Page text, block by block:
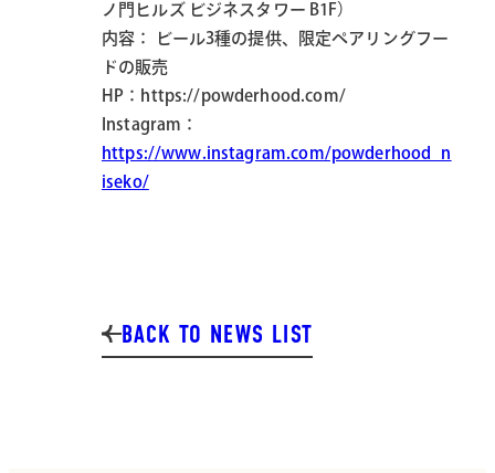
ノ門ヒルズ ビジネスタワー B1F）
内容： ビール3種の提供、限定ペアリングフー
ドの販売
HP：https://powderhood.com/
Instagram：
https://www.instagram.com/powderhood_n
iseko/
BACK TO NEWS LIST